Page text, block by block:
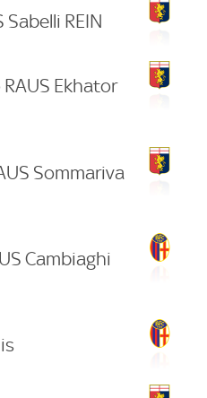
Sabelli REIN
Ekhator
Sommariva
Cambiaghi